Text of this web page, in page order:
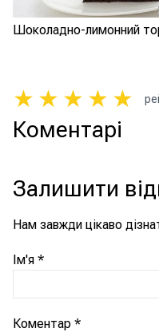
Шоколадно-лимонний
★ ★ ★ ★ ★
Коментарі
Залишити
Нам завжди цікаво
Ім'я *
Коментар *